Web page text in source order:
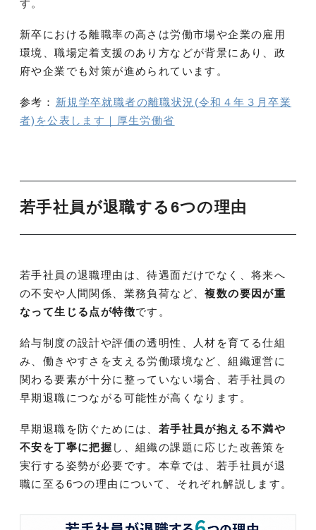
す。
新卒における離職率の高さは労働市場や企業の雇用
環境、職場定着支援のあり方などが背景にあり、政
府や企業でも対策が進められています。
参考： 新規学卒就職者の離職状況(令和４年３月卒業
者)を公表します｜厚生労働省
若手社員が退職する6つの理由
若手社員の退職理由は、待遇面だけでなく、将来へ
の不安や人間関係、業務負荷など、複数の要因が重
なって生じる点が特徴です。
給与制度の設計や評価の透明性、人材を育てる仕組
み、働きやすさを支える労働環境など、組織運営に
関わる要素が十分に整っていない場合、若手社員の
早期退職につながる可能性が高くなります。
早期退職を防ぐためには、 若手社員が抱える不満や
不安を丁寧に把握 し、組織の課題に応じた改善策を
実行する姿勢が必要です。本章では、若手社員が退
職に至る6つの理由について、それぞれ解説します。